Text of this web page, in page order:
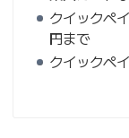
クイックペ
円まで
クイックペ